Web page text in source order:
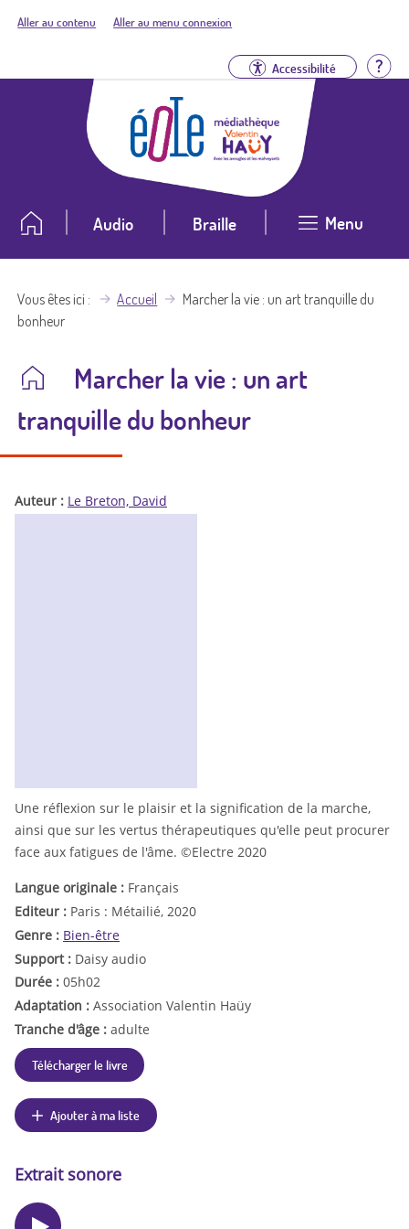
Aller au contenu Aller au menu connexion
Accessibilité
Audio Braille Menu
Vous êtes ici Accueil
Marcher la vie : un art tranquille du
bonheur
Marcher la vie : un art
tranquille du bonheur
Auteur : Le Breton, David
Une réflexion sur le plaisir et la signification de la marche,
ainsi que sur les vertus thérapeutiques qu'elle peut procurer
face aux fatigues de l'âme. ©Electre 2020
Langue originale : Français
Editeur : Paris : Métailié, 2020
Genre : Bien-être
Support : Daisy audio
Durée : 05h02
Adaptation : Association Valentin Haüy
Tranche d'âge : adulte
Télécharger le livre
Ajouter à ma liste
Extrait sonore